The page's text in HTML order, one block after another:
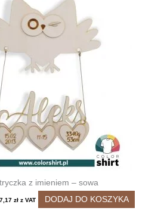
z imieniem – sowa
zł z VAT DODAJ DO KOSZYKA